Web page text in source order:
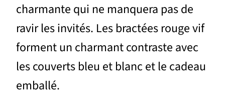
charmante qui ne manquera pas de
ravir les invités. Les bractées rouge vif
forment un charmant contraste avec
les couverts bleu et blanc et le cadeau
emballé.